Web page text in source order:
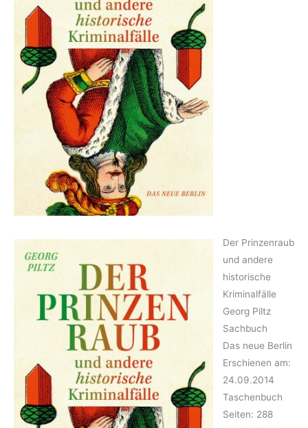
Der Prinzenraub
und andere
historische
Kriminalfälle
Georg Piltz
Sachbuch
Das neue Berlin
Erschienen am:
24.09.2014
Taschenbuch
Seiten: 288